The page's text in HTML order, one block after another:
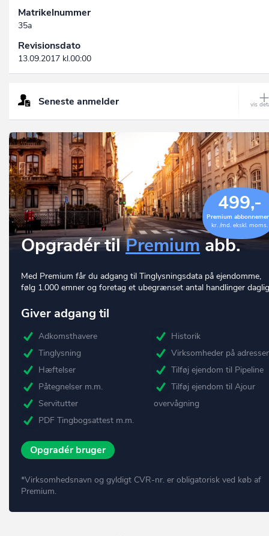
Matrikelnummer
35a
Revisionsdato
13.09.2017 kl.00:00
Seneste anmelder
499,-
Premium
kr. /md. ekskl. moms.
Opgradér tilPremium abb.
Med Premium får du adgang til Tinglysningsdata på ejendomme,
følg 1.000 emner og foretag et ubegrænset antal handlinger
Giver adgang til
Adkomsthavere
Tinglysning
Hæftelser
Påtegnelser m.m.
Servitutter
PDF Tingbogsattest m.m.
Historik
Virksomheder på
Tilføj ejendom til Pipeline
Tilføj ejendom til Ajour
overvågning
Opgradér bruger
*Virksomhedsnavn og gyldigt CVR-nr. er obligatorisk ved køb af
Premium.